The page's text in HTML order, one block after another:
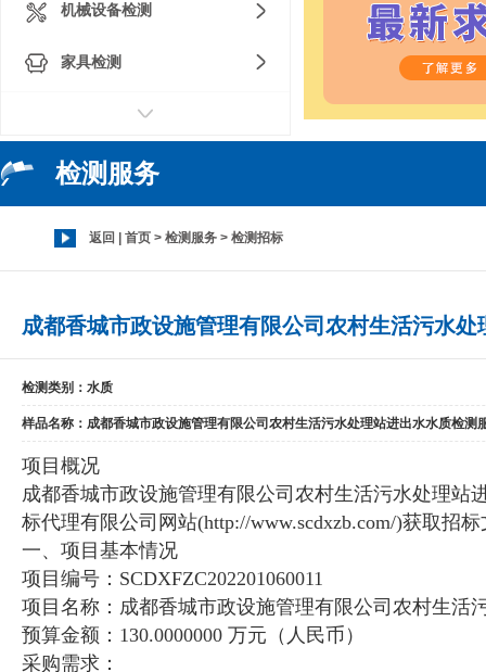
机械设备检测
家具检测
检测服务
返回 首页 > 检测服务 > 检测招标
成都香城市政设施管理有限公司农村生活污水
检测类别：水质
样品名称：成都香城市政设施管理有限公司农村生活污水处理站进出水水质检测
项目概况
成都香城市政设施管理有限公司农村生活污水处理站
标代理有限公司网站(http://www.scdxzb.com/)获取招
一、项目基本情况
项目编号：SCDXFZC202201060011
项目名称：成都香城市政设施管理有限公司农村生活
预算金额：130.0000000 万元（人民币）
采购需求：